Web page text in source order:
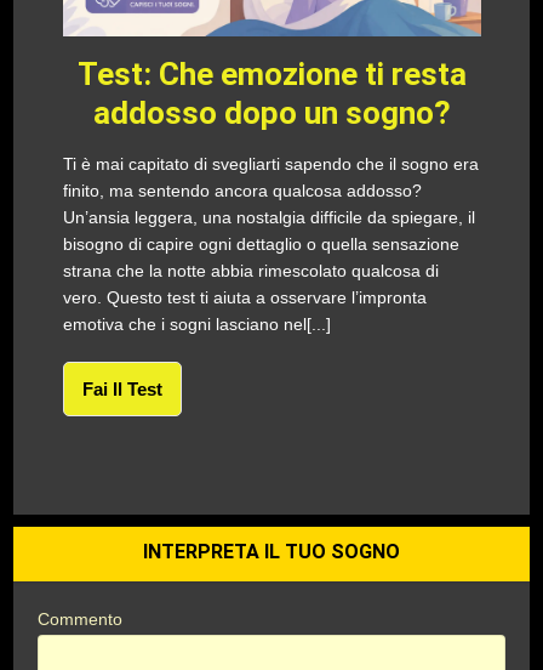
Test: Che emozione ti resta
addosso dopo un sogno?
Ti è mai capitato di svegliarti sapendo che il sogno era
finito, ma sentendo ancora qualcosa addosso?
Un’ansia leggera, una nostalgia difficile da spiegare, il
bisogno di capire ogni dettaglio o quella sensazione
strana che la notte abbia rimescolato qualcosa di
vero. Questo test ti aiuta a osservare l’impronta
emotiva che i sogni lasciano nel[...]
Fai Il Test
INTERPRETA IL TUO SOGNO
Commento